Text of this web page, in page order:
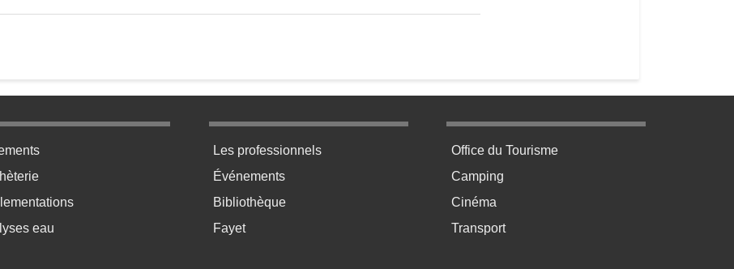
pratique bas de page 2
eau
Menu pratique bas de page 3
Les professionnels
Événements
Bibliothèque
Fayet
Menu pratique bas de page 4
Office du Tourisme
Camping
Cinéma
Transport